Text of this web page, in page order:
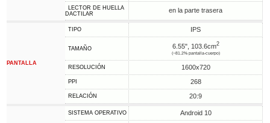
LECTOR DE HUELLA
DACTILAR
en la parte trasera
PANTALLA
TIPO IPS
TAMAÑO 6.55", 103.6cm2
(~81.2% pantalla-cuerpo)
RESOLUCIÓN 1600x720
PPI 268
RELACIÓN 20:9
SISTEMA OPERATIVO Android 10